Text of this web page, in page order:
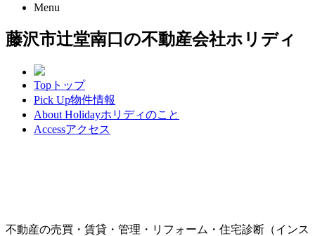
Menu
藤沢市辻堂南口の不動産会社ホリディ
Top トップ
Pick Up物件情報
About Holidayホリディのこと
Accessアクセス
不動産の売買・賃貸・管理・リフォーム・住宅診断（インス